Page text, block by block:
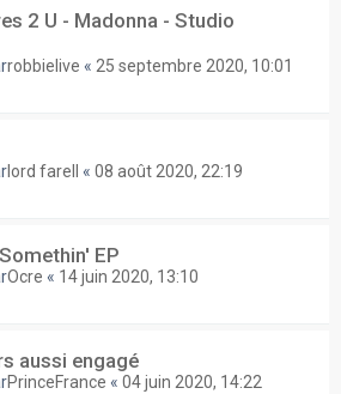
2 U - Madonna - Studio
robbielive « 25 septembre 2020, 10:01
lord farell « 08 août 2020, 22:19
EP
Ocre « 14 juin 2020, 13:10
aussi engagé
PrinceFrance « 04 juin 2020, 14:22